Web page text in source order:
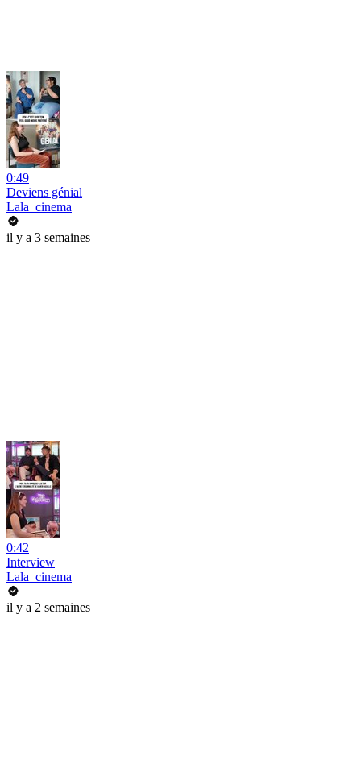
0:49
Deviens génial
Lala_cinema
il y a 3 semaines
0:42
Interview
Lala_cinema
il y a 2 semaines